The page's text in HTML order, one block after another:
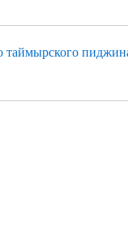
таймырского